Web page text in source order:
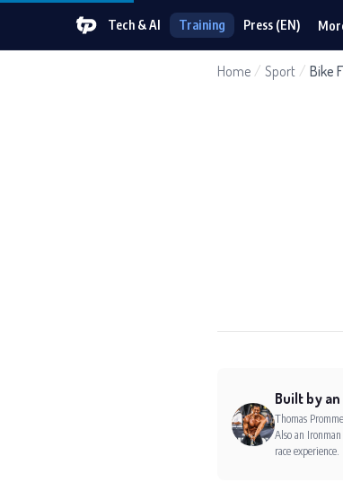
Tech & AI Training Press (EN)
Home / Sport / Bike
Built by
Thomas
Also an
race experience.